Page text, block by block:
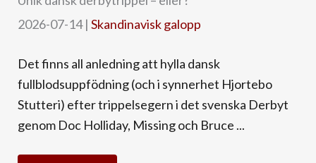
2026-07-14| Skandinavisk galopp
Det finns all anledning att hylla dansk
fullblodsuppfödning (och i synnerhet Hjortebo
Stutteri) efter trippelsegern i det svenska Derbyt
genom Doc Holliday, Missing och Bruce ...